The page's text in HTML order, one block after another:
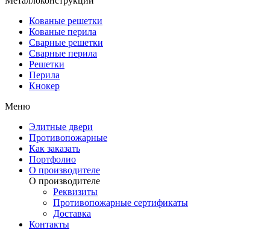
Кованые решетки
Кованые перила
Сварные решетки
Сварные перила
Решетки
Перила
Кнокер
Меню
Элитные двери
Противопожарные
Как заказать
Портфолио
О производителе
О производителе
Реквизиты
Противопожарные сертификаты
Доставка
Контакты